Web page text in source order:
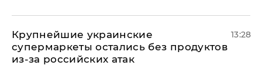
Крупнейшие украинские
супермаркеты остались без продуктов
из-за российских атак
13:28